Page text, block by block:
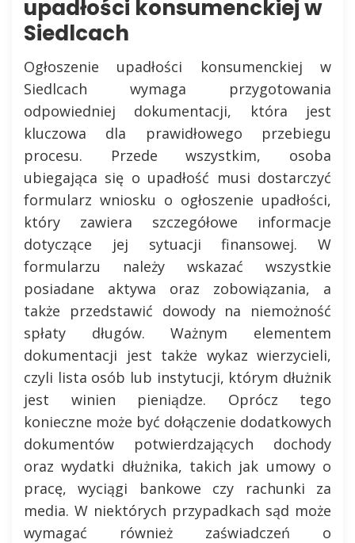
upadłości konsumenckiej w
Siedlcach
Ogłoszenie upadłości konsumenckiej w
Siedlcach wymaga przygotowania
odpowiedniej dokumentacji, która jest
kluczowa dla prawidłowego przebiegu
procesu. Przede wszystkim, osoba
ubiegająca się o upadłość musi dostarczyć
formularz wniosku o ogłoszenie upadłości,
który zawiera szczegółowe informacje
dotyczące jej sytuacji finansowej. W
formularzu należy wskazać wszystkie
posiadane aktywa oraz zobowiązania, a
także przedstawić dowody na niemożność
spłaty długów. Ważnym elementem
dokumentacji jest także wykaz wierzycieli,
czyli lista osób lub instytucji, którym dłużnik
jest winien pieniądze. Oprócz tego
konieczne może być dołączenie dodatkowych
dokumentów potwierdzających dochody
oraz wydatki dłużnika, takich jak umowy o
pracę, wyciągi bankowe czy rachunki za
media. W niektórych przypadkach sąd może
wymagać również zaświadczeń o